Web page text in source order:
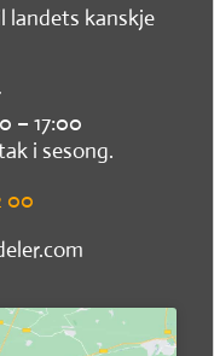
landets kanskje
– 17:00
i sesong.
00